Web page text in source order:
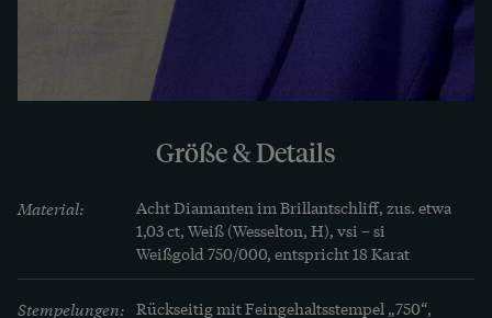
Größe & Details
Material:
Acht Diamanten im Brillantschliff, zus. etwa
1,03 ct, Weiß (Wesselton, H), vsi – si
Weißgold 750/000, entspricht 18 Karat
Stempelungen: Rückseitig mit Feingehaltsstempel „750“,